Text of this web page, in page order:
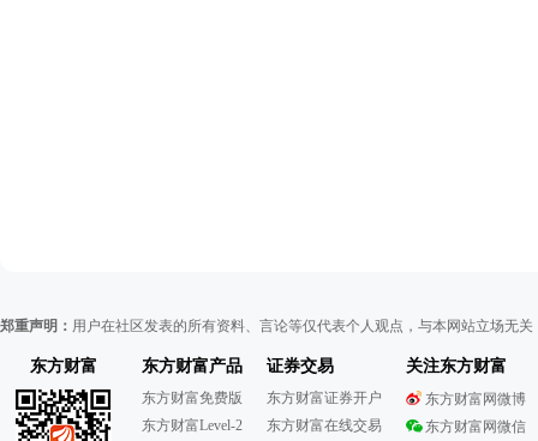
郑重声明： 用户在社区发表的所有资料、言论等仅代表个人观点，与本网站立场无
东方财富 东方财富产品
东方财富免费版
东方财富Level-2
证券交易
东方财富证券开户
东方财富在线交易
关注东方财富
东方财富网微博
东方财富网微信